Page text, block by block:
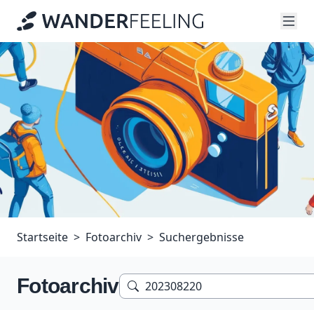
Startseite Fotoarchiv Suchergebnisse
Fotoarchiv